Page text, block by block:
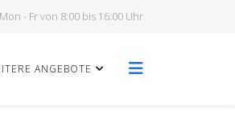
Mon - Fr von 8:00 bis 16:00 Uhr
ANGEBOTE